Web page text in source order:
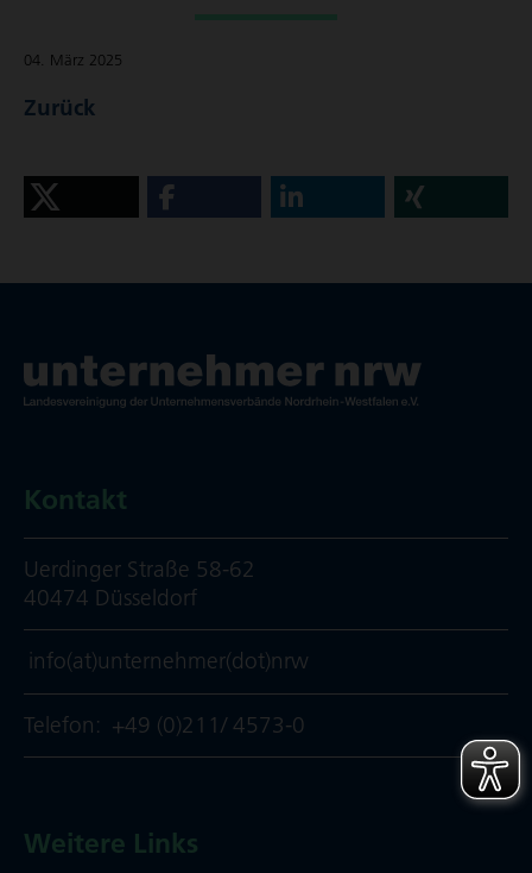
04. März 2025
Zurück
Kontakt
Uerdinger Straße 58-62
40474 Düsseldorf
info(at)unternehmer(dot)nrw
Telefon: +49 (0)211/ 4573-0
Weitere Links